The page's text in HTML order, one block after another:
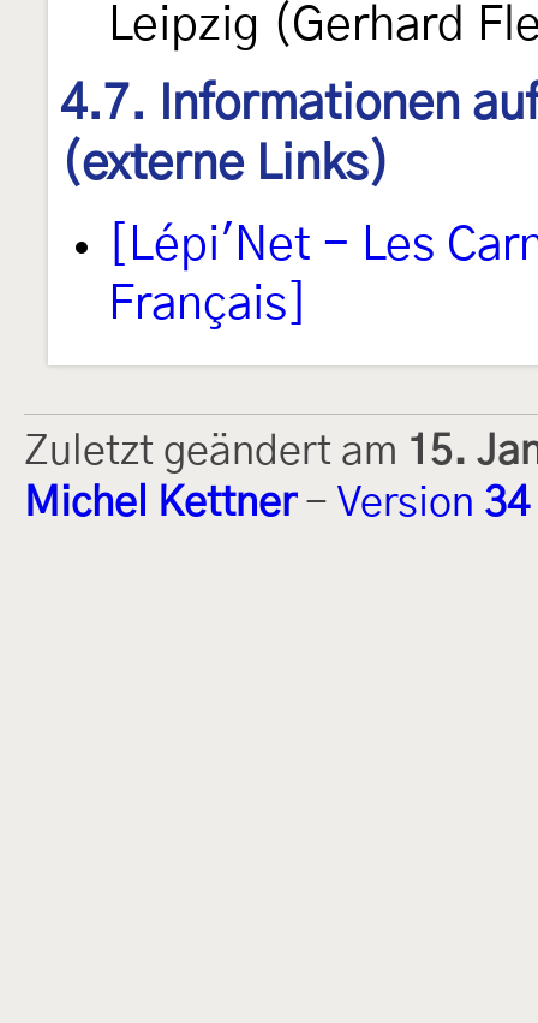
Leipzig (Gerhard
4.7. Informationen
(externe Links)
[Lépi'Net - Les
Français]
Zuletzt geändert am 15.
Michel Kettner- Version 34